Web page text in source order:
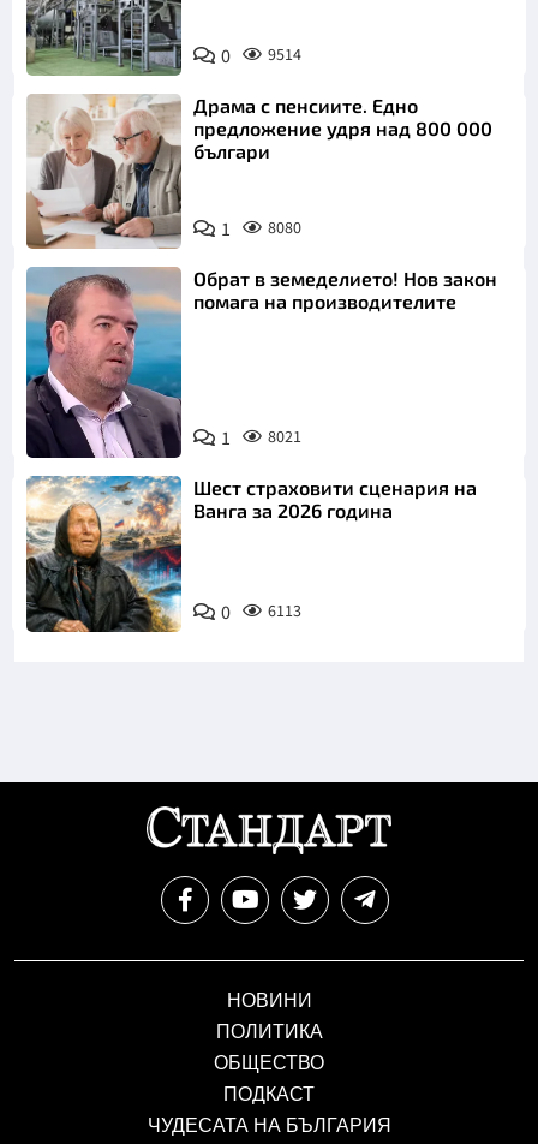
0 9514
Драма с пенсиите. Едно
предложение удря над 800 000
българи
1 8080
Снимка: бТВ
Обрат в земеделието! Нов закон
помага на производителите
1 8021
Шест страховити сценария на
Ванга за 2026 година
0 6113
НОВИНИ
ПОЛИТИКА
ОБЩЕСТВО
ПОДКАСТ
ЧУДЕСАТА НА БЪЛГАРИЯ